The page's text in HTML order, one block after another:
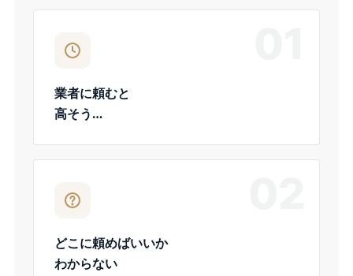
業者に頼むと
高そう…
どこに頼めばいいか
わからない